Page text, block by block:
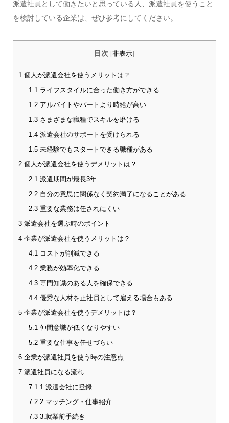
派遣社員として働きたいと思っている人、派遣社員を使うこと
を検討している企業は、ぜひ参考にしてください。
目次 [非表示
1 個人が派遣会社を使うメリットは？
1.1 ライフスタイルに合った働き方ができる
1.2アルバイトやパートより時給が高い
1.3さまざまな職種でスキルを磨ける
1.4派遣会社のサポートを受けられる
1.5未経験でもスタートできる職種がある
2個人が派遣会社を使うデメリットは？
2.1 派遣期間が最長3年
2.2自分の意思に関係なく契約満了になることがある
2.3重要な業務は任されにくい
3派遣会社を選ぶ時のポイント
4企業が派遣会社を使うメリットは？
4.1 コストが削減できる
4.2業務が効率化できる
4.3専門知識のある人を確保できる
4.4優秀な人材を正社員として雇える場合もある
5企業が派遣会社を使うデメリットは？
5.1 仲間意識が低くなりやすい
5.2重要な仕事を任せづらい
6企業が派遣社員を使う時の注意点
7派遣社員になる流れ
7.1 1.派遣会社に登録
7.22.マッチング・仕事紹介
7.33.就業前手続き